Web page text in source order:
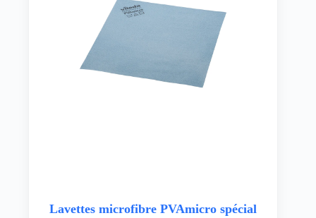
Lavettes microfibre PVAmicro spécial